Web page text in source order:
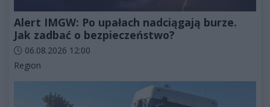
Alert IMGW: Po upałach nadciągają burze.
Jak zadbać o bezpieczeństwo?
Data dodania artykułu:
06.08.2026 12:00
Kategorie artykułu:
Region